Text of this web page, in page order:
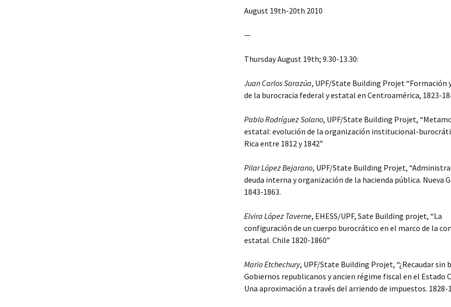
August 19th-20th 2010
—
Thursday August 19th; 9.30-13.30:
Juan Carlos Sarazúa, UPF/State Building Projet “Formación
de la burocracia federal y estatal en Centroamérica, 1823-
Pablo Rodríguez Solano, UPF/State Building Projet,
estatal: evolución de la organización institucional-
Rica entre 1812 y 1842”
Pilar López Bejarano, UPF/State Building Projet,
deuda interna y organización de la hacienda pública. Nueva
1843-1863.
Elvira López Taverne, EHESS/UPF, Sate Building projet, “La
configuración de un cuerpo burocrático en el marco de la
estatal. Chile 1820-1860”
Mario Etchechury, UPF/State Building Projet, “¿Recaudar sin
Gobiernos republicanos y ancien régime fiscal en el Estado
Una aproximación a través del arriendo de impuestos. 1828-